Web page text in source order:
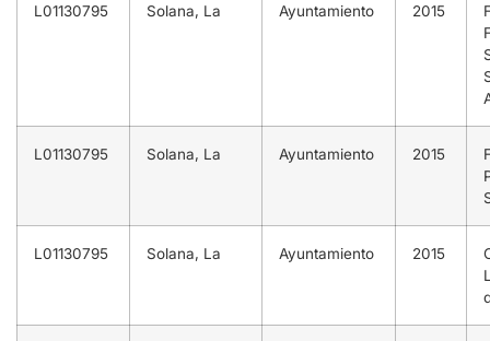
L01130795 Solana, La Ayuntamiento 2015
L01130795 Solana, La Ayuntamiento 2015
L01130795 Solana, La Ayuntamiento 2015